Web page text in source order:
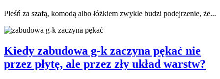
Pleśń za szafą, komodą albo łóżkiem zwykle budzi podejrzenie, że...
Kiedy zabudowa g-k zaczyna pękać nie
przez płytę, ale przez zły układ warstw?